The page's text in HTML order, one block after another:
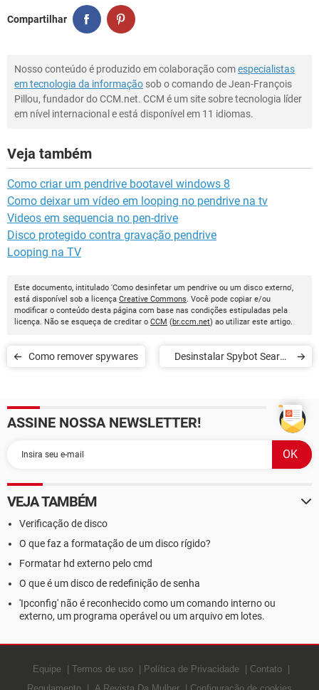
Compartilhar
Nosso conteúdo é produzido em colaboração comespecialistas
em tecnologia da informação sob o comando de Jean-François
Pillou, fundador do CCM.net. CCM é um site sobre tecnologia líder
em nível internacional e está disponível em 11 idiomas.
Veja também
Como criar um pendrive bootavel windows 8
Como deixar um vídeo em looping no pendrive na tv
Videos em sequencia no pen-drive
Disco protegido contra gravação pendrive
Looping na TV
Este documento, intitulado 'Como desinfetar um pendrive ou um disco externo',
está disponível sob a licença Creative Commons. Você pode copiar e/ou
modificar o conteúdo desta página com base nas condições estipuladas pela
licença. Não se esqueça de creditar o CCM (br.ccm.net) ao utilizar este artigo.
Como remover spywares
Desinstalar Spybot Search
ASSINE NOSSA NEWSLETTER!
VEJA TAMBÉM
Verificação de disco
O que faz a formatação de um disco rígido?
Formatar hd externo pelo cmd
O que é um disco de redefinição de senha
'Ipconfig' não é reconhecido como um comando interno ou
externo, um programa operável ou um arquivo em lotes.
Equipe Termos de uso Política de Privacidade
Contato